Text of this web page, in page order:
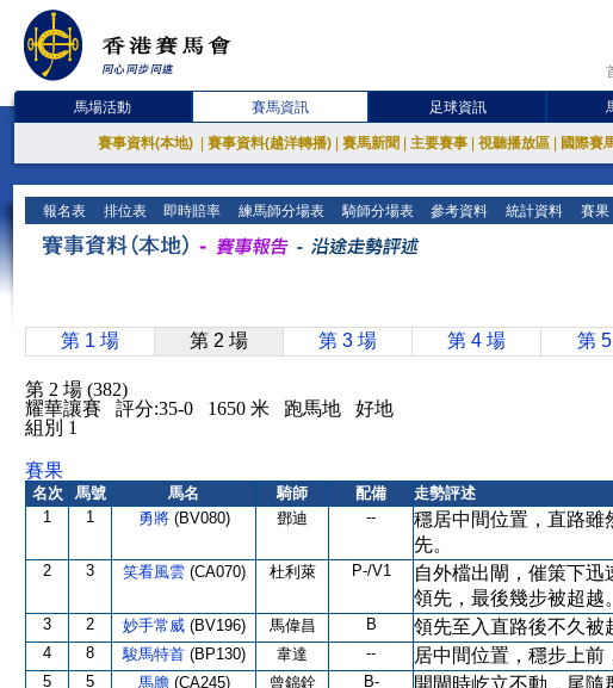
馬場活動 賽馬資訊 足球資訊
賽事資料(本地) 賽事資料(越洋轉播) 賽馬新聞 主要賽事 視聽播放區 國際賽
報名表 排位表 即時賠率 練馬師分場表 騎師分場表 參考資料 統計資料 賽果
第 1 場 第 2 場 第 3 場 第 4 場 第
第 2 場 (382)
耀華讓賽 評分:35-0 1650 米 跑馬地 好地
組別 1
賽果
名次 馬號 馬名 騎師 配備
走勢評述
1
1 勇將 (BV080) 鄧迪 --
穩居中間位置，直路雖
先。
2 3 笑看風雲 (CA070) 杜利萊 P-/V1
自外檔出閘，催策下
領先，最後幾步被超越
3 2 妙手常威 (BV196) 馬偉昌 B 領先至入直路後不久被
4 8 駿馬特首 (BP130) 韋達 -- 居中間位置，穩步上前
5 5 馬膽 (CA245) 曾錦銓 B- 開閘時屹立不動，尾隨